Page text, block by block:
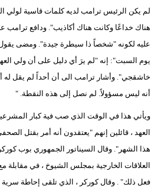
لم يكن الرئيس ترامب لديه كلمات قاسية لولي
هناك خداعًا وكانت هناك أكاذيب". ودافع ترامب
عليه لكونه "شخصاً ذا سيطرة جيدة". ومضى
يوم السبت": إنه "لم يرَ أي دليل على أن ولي
خاشقجي". وأشار ترامب الى أن أحداً لم يقل له
أنه ليس مسؤولاً. لم نصل إلى هذه النقطة. "
ويأتي هذا في الوقت الذي صب فية كبار
العهد ، قائلين إنهم "يعتقدون أنه أمر بقتل
هذا الشهر". وقال السيناتور الجمهوري بوب
العلاقات الخارجية بمجلس الشيوخ ، في مقابلة
فعل ذلك" . وقال كوركر ، الذي تلقى إحاطة سرية